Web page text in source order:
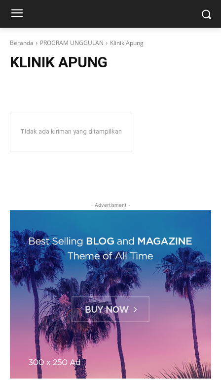
Beranda PROGRAM UNGGULAN Klinik Apung
KLINIK APUNG
Tidak ada kiriman yang ditampilkan
- Advertisment -